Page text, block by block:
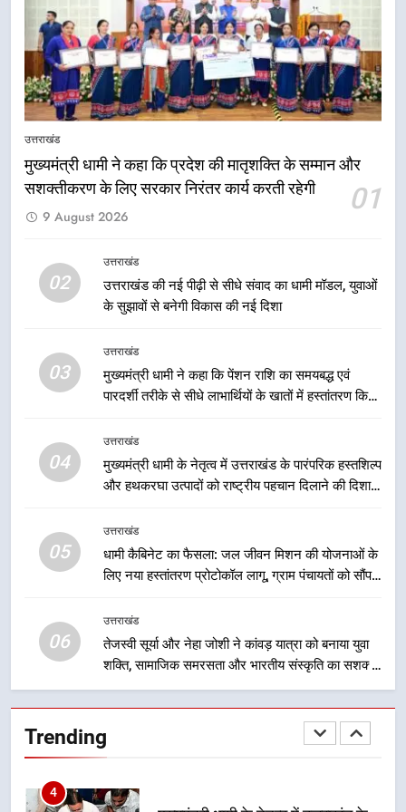
उत्तराखंड
मुख्यमंत्री धामी ने कहा कि प्रदेश की मातृशक्ति के सम्मान और
सशक्तीकरण के लिए सरकार निरंतर कार्य करती रहेगी
01
9 August 2026
02
उत्तराखंड
उत्तराखंड की नई पीढ़ी से सीधे संवाद का धामी मॉडल, युवाओं
के सुझावों से बनेगी विकास की नई दिशा
03
उत्तराखंड
मुख्यमंत्री धामी ने कहा कि पेंशन राशि का समयबद्ध एवं
पारदर्शी तरीके से सीधे लाभार्थियों के खातों में हस्तांतरण किया
लाभ मिल रहा है
04
उत्तराखंड
मुख्यमंत्री धामी के नेतृत्व में उत्तराखंड के पारंपरिक हस्तशिल्प
और हथकरघा उत्पादों को राष्ट्रीय पहचान दिलाने की दिशा में
05
उत्तराखंड
धामी कैबिनेट का फैसला: जल जीवन मिशन की योजनाओं के
लिए नया हस्तांतरण प्रोटोकॉल लागू, ग्राम पंचायतों को सौंपने
06
उत्तराखंड
तेजस्वी सूर्या और नेहा जोशी ने कांवड़ यात्रा को बनाया युवा
शक्ति, सामाजिक समरसता और भारतीय संस्कृति का सशक्त
संदेश
Trending
समरसता और भारतीय संस्कृति का सशक्त
संदेश
उत्तराखंड
7
केंद्रीय मंत्री अजय टम्टा और मुख्यमंत्री
धामी की बैठक, सड़क परियोजनाओं पर
8
लिए सरकार निरंतर कार्य करती रहेगी
उत्तराखंड
उत्तराखंड की नई पीढ़ी से सीधे संवाद का
धामी मॉडल, युवाओं के सुझावों से बनेगी
3
मुख्यमंत्री धामी ने कहा कि पेंशन राशि का
रहा है, जिससे पात्र लोगों को सरकारी
योजनाओं का सीधे लाभ मिल रहा है
पारंपरिक हस्तशिल्प और हथकरघा उत्पादों
को राष्ट्रीय पहचान दिलाने की दिशा में
5